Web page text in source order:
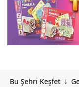
Bu Şehri Keşfet ↓